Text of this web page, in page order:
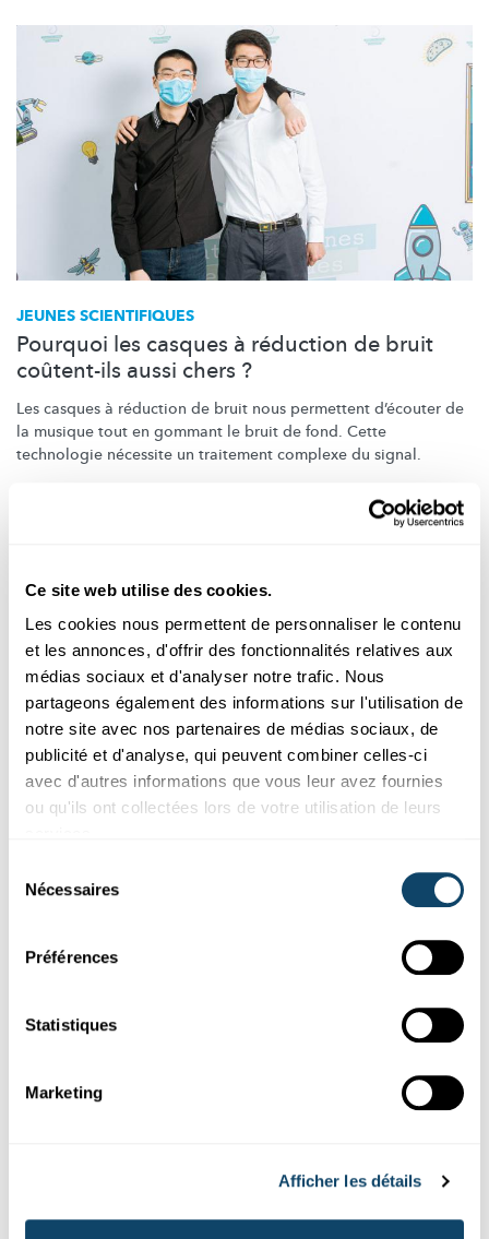
Ce site web utilise des cookies.
Les cookies nous permettent de personnaliser le contenu
et les annonces, d'offrir des fonctionnalités relatives aux
médias sociaux et d'analyser notre trafic. Nous
partageons également des informations sur l'utilisation de
notre site avec nos partenaires de médias sociaux, de
publicité et d'analyse, qui peuvent combiner celles-ci
avec d'autres informations que vous leur avez fournies
ou qu'ils ont collectées lors de votre utilisation de leurs
Nécessaires
Préférences
Statistiques
Marketing
Afficher les détails
JEUNES SCIENTIFIQUES
Pourquoi les casques à réduction de bruit
coûtent-ils aussi chers ?
Les casques à réduction de bruit nous permettent d’écouter de
la musique tout en gommant le bruit de fond. Cette
technologie nécessite un traitement complexe du signal.
Journalisme scientifique pour adolescents
Théophile De Moncuit a créé un média scientifique appelé
Kidado Sciences. Du haut de ses 12 ans, il aborde des sujets
qui vont del'astrophysique
à la biologie marine. Le jury a été
FJSL